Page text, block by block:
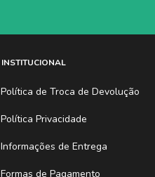
INSTITUCIONAL
Política de Troca de Devolução
Política Privacidade
Informações de Entrega
Formas de Pagamento